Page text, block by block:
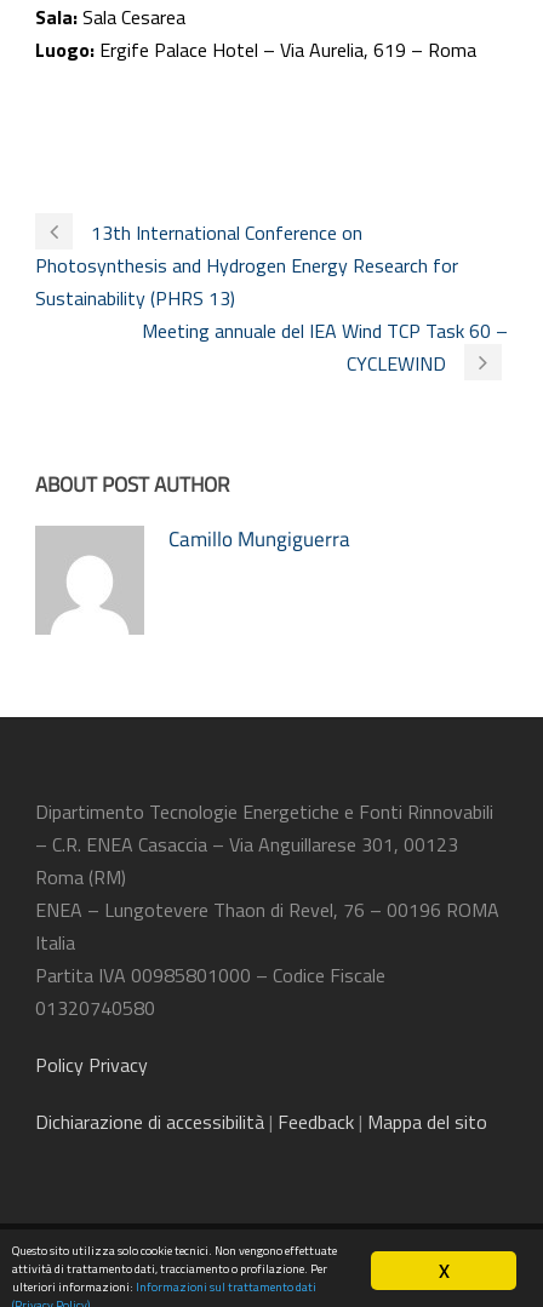
Sala:Sala Cesarea
Luogo: Ergife Palace Hotel – Via Aurelia, 619 – Roma
13th International Conference on
Photosynthesis and Hydrogen Energy Research for
Sustainability (PHRS 13)
Meeting annuale del IEA Wind TCP Task 60 –
CYCLEWIND
ABOUT POST AUTHOR
Camillo Mungiguerra
Dipartimento Tecnologie Energetiche e Fonti Rinnovabili
– C.R. ENEA Casaccia – Via Anguillarese 301, 00123
Roma (RM)
ENEA – Lungotevere Thaon di Revel, 76 – 00196 ROMA
Italia
Partita IVA 00985801000 – Codice Fiscale
01320740580
Policy Privacy
Dichiarazione di accessibilità | Feedback | Mappa del sito
©2025 ENEA - Dipartimento Tecnologie Energetiche e
Fonti Rinnovabili
X
Questo sito utilizza solo cookie tecnici. Non vengono effettuate
attività di trattamento dati, tracciamento o profilazione. Per
ulteriori informazioni: Informazioni sul trattamento dati